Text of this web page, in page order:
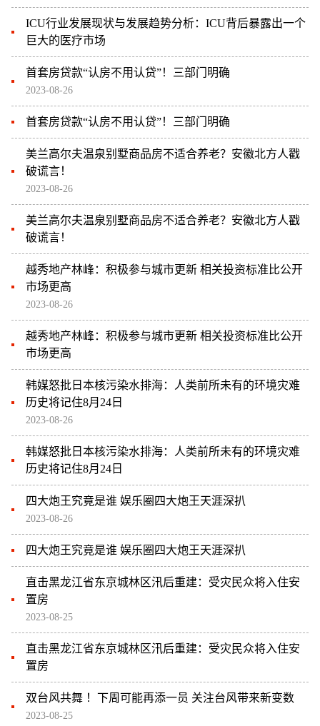
ICU行业发展现状与发展趋势分析：ICU背后暴露出一个
巨大的医疗市场
首套房贷款“认房不用认贷”！三部门明确
2023-08-26
首套房贷款“认房不用认贷”！三部门明确
美兰高尔夫温泉别墅商品房不适合养老？安徽北方人戳
破谎言！
2023-08-26
美兰高尔夫温泉别墅商品房不适合养老？安徽北方人戳
破谎言！
越秀地产林峰：积极参与城市更新 相关投资标准比公开
市场更高
2023-08-26
越秀地产林峰：积极参与城市更新 相关投资标准比公开
市场更高
韩媒怒批日本核污染水排海：人类前所未有的环境灾难
历史将记住8月24日
2023-08-26
韩媒怒批日本核污染水排海：人类前所未有的环境灾难
历史将记住8月24日
四大炮王究竟是谁 娱乐圈四大炮王天涯深扒
2023-08-26
四大炮王究竟是谁 娱乐圈四大炮王天涯深扒
直击黑龙江省东京城林区汛后重建：受灾民众将入住安
置房
2023-08-25
直击黑龙江省东京城林区汛后重建：受灾民众将入住安
置房
双台风共舞 ！下周可能再添一员 关注台风带来新变数
2023-08-25